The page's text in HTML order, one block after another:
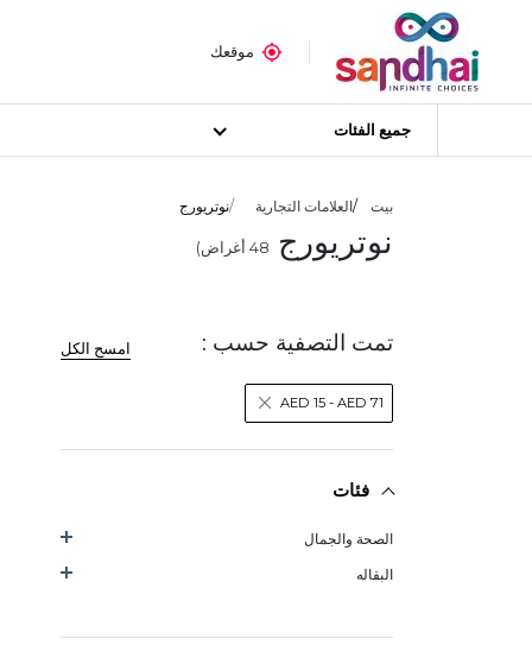
موقعك
جميع الفئات
بيت العلامات التجارية نوتريورج
نوتريورج 48 أغراض)
تمت التصفية حسب : امسح الكل
AED 15 - AED 71
فئات
الصحة والجمال
البقاله